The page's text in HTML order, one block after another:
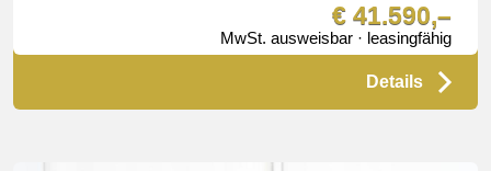
€ 41.590,–
MwSt. ausweisbar · leasingfähig
Details